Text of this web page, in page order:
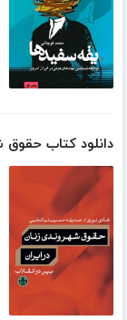
دانلود کتاب حقوق